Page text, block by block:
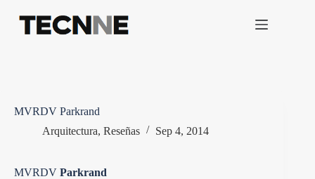
contenido
MVRDV Parkrand
Arquitectura, Reseñas Sep 4, 2014
MVRDV Parkrand